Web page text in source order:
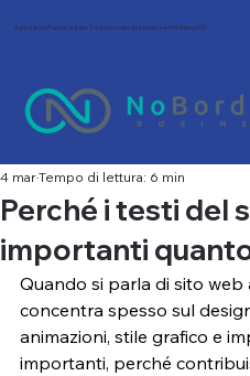
Agenzia Wix Partner in Italia. Tra le più scelte da freelance e PMI. Rating 5/5.
Perché i testi del
importanti
4 marTempo di lettura: 6 min
Quando si parla di sito web
concentra spesso sul
animazioni, stile grafico e
importanti, perché